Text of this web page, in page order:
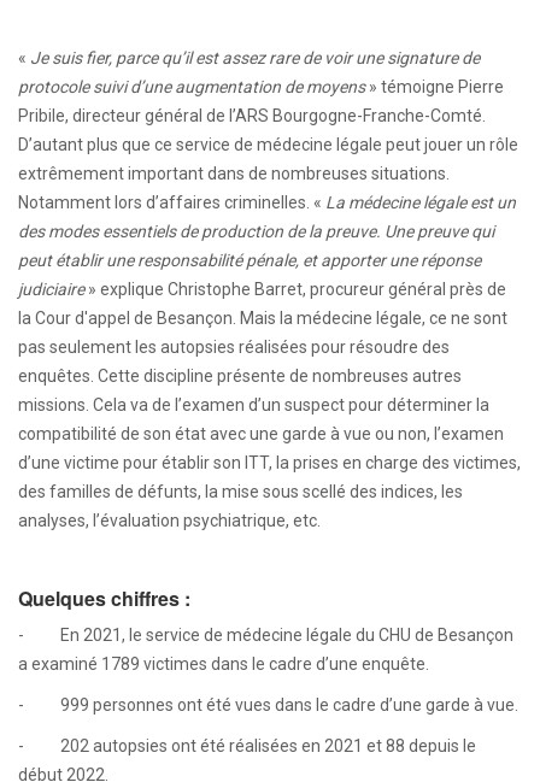
« Je suis fier, parce qu’il est assez rare de voir une signature de
protocole suivi d’une augmentation de moyens» témoigne Pierre
Pribile, directeur général de l’ARS Bourgogne-Franche-Comté.
D’autant plus que ce service de médecine légale peut jouer un rôle
extrêmement important dans de nombreuses situations.
Notamment lors d’affaires criminelles. « La médecine légale est un
des modes essentiels de production de la preuve. Une preuve qui
peut établir une responsabilité pénale, et apporter une réponse
judiciaire» explique Christophe Barret, procureur général près de
la Cour d'appel de Besançon. Mais la médecine légale, ce ne sont
pas seulement les autopsies réalisées pour résoudre des
enquêtes. Cette discipline présente de nombreuses autres
missions. Cela va de l’examen d’un suspect pour déterminer la
compatibilité de son état avec une garde à vue ou non, l’examen
d’une victime pour établir son ITT, la prises en charge des victimes,
des familles de défunts, la mise sous scellé des indices, les
analyses, l’évaluation psychiatrique, etc.
Quelques chiffres :
- En 2021, le service de médecine légale du CHU de Besançon
a examiné 1789 victimes dans le cadre d’une enquête.
- 999 personnes ont été vues dans le cadre d’une garde à vue.
- 202 autopsies ont été réalisées en 2021 et 88 depuis le
début 2022.